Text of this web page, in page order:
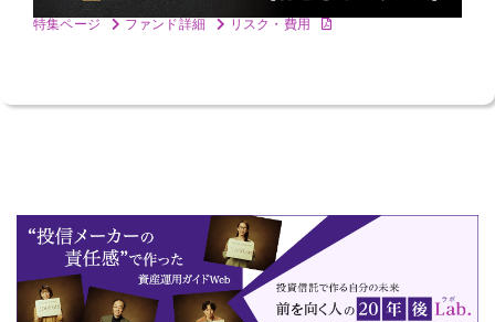
特集ページ ファンド詳細 リスク・費用